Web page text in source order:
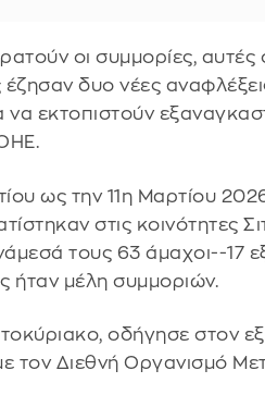
οι συμμορίες, αυτές
δυο νέες
να εκτοπιστούν
ως την 11η Μαρτίου
στις κοινότητες
τους 63 άμαχοι--17
ήταν μέλη συμμοριών.
οδήγησε στον
τον Διεθνή Οργανισμό